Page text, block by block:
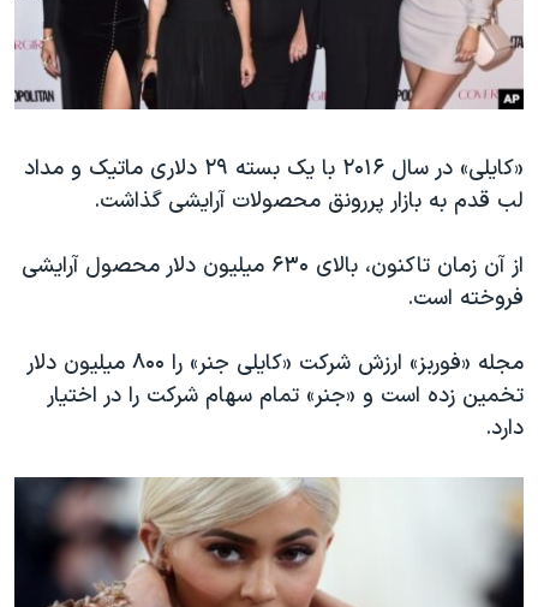
سفر پرزیدنت ترامپ به چین
«کایلی» در سال ۲۰۱۶ با یک بسته ۲۹ دلاری ماتیک و مداد
لب قدم به بازار پررونق محصولات آرایشی گذاشت.
از آن زمان تاکنون، بالای ۶۳۰ میلیون دلار محصول آرایشی
فروخته است.
مجله «فوربز» ارزش شرکت «کایلی جنر» را ۸۰۰ میلیون دلار
تخمین زده است و «جنر» تمام سهام شرکت را در اختیار
دارد.